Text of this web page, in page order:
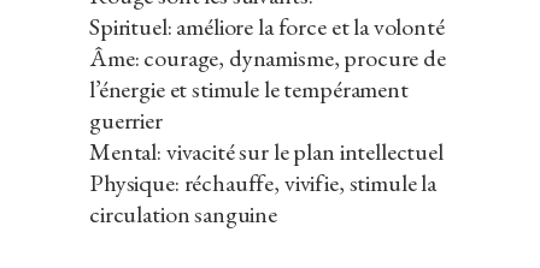
Spirituel: améliore la force et la volonté
Âme: courage, dynamisme, procure de
l’énergie et stimule le tempérament
guerrier
Mental: vivacité sur le plan intellectuel
Physique: réchauffe, vivifie, stimule la
circulation sanguine